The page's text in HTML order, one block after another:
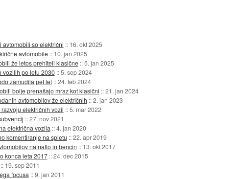
avtomobili so električni :: 16. okt 2025
avtomobile :: 10. jan 2025
že letos prehiteli klasične ::5. jan 2025
vozilih po letu 2030 ::5. sep 2024
zamudila pet let ::24. feb 2024
bolje prenašajo mraz kot klasični ::21. jan 2024
avtomobilov že električnih ::2. jan 2023
električnih vozil ::5. mar 2022
::27. nov 2021
električna vozila ::4. jan 2020
komentiranje na spletu ::22. apr 2019
na nafto in bencin :: 13. okt 2017
konca leta 2017 ::24. dec 2015
:: 19. sep 2011
focusa ::9. jan 2011